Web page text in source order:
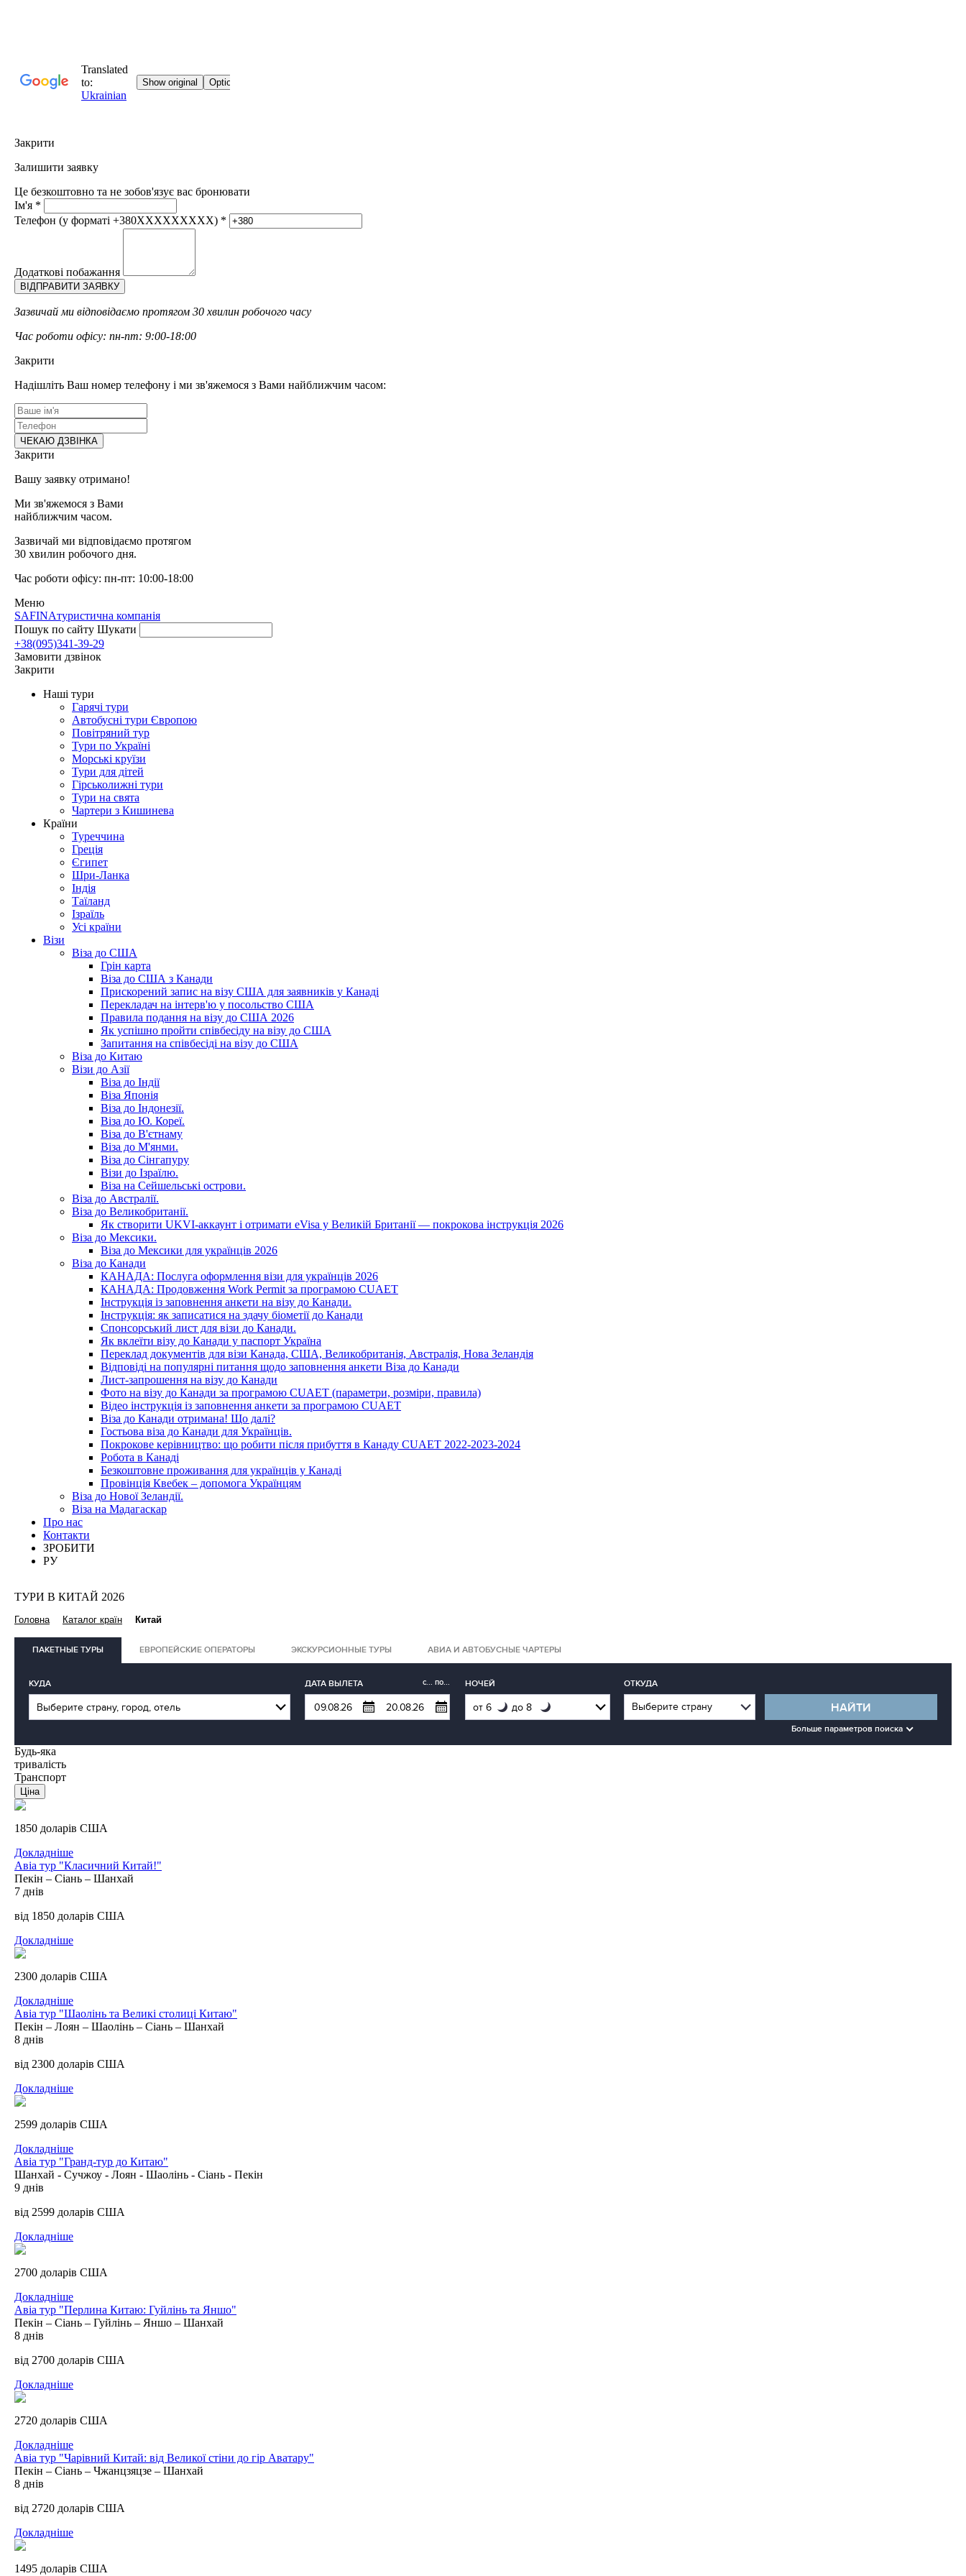
Закрити
Залишити заявку
Це безкоштовно та не зобов'язує вас бронювати
Ім'я *
Телефон (у форматі +380XXXXXXXXX) *
Додаткові побажання
Зазвичай ми відповідаємо протягом 30 хвилин робочого часу
Час роботи офісу: пн-пт: 9:00-18:00
Закрити
Надішліть Ваш номер телефону і ми зв'яжемося з Вами найближчим часом:
Закрити
Вашу заявку отримано!
Ми зв'яжемося з Вами
найближчим часом.
Зазвичай ми відповідаємо протягом
30 хвилин робочого дня.
Час роботи офісу: пн-пт: 10:00-18:00
Меню
SAFINAтуристична компанія
Пошук по сайту Шукати
+38(095)341-39-29
Замовити дзвінок
Закрити
Наші тури
Гарячі тури
Автобусні тури Європою
Повітряний тур
Тури по Україні
Морські круїзи
Тури для дітей
Гірськолижні тури
Тури на свята
Чартери з Кишинева
Країни
Туреччина
Греція
Єгипет
Шри-Ланка
Індія
Таїланд
Ізраїль
Усі країни
Візи
Віза до США
Грін карта
Віза до США з Канади
Прискорений запис на візу США для заявників у Канаді
Перекладач на інтерв'ю у посольство США
Правила подання на візу до США 2026
Як успішно пройти співбесіду на візу до США
Запитання на співбесіді на візу до США
Віза до Китаю
Візи до Азії
Віза до Індії
Віза Японія
Віза до Індонезії.
Віза до Ю. Кореї.
Віза до В'єтнаму
Віза до М'янми.
Віза до Сінгапуру
Візи до Ізраїлю.
Віза на Сейшельські острови.
Віза до Австралії.
Віза до Великобританії.
Як створити UKVI-аккаунт і отримати eVisa у Великій Британії — покрокова інструкція 2026
Віза до Мексики.
Віза до Мексики для українців 2026
Віза до Канади
КАНАДА: Послуга оформлення візи для українців 2026
КАНАДА: Продовження Work Permit за програмою CUAET
Інструкція із заповнення анкети на візу до Канади.
Інструкція: як записатися на здачу біометії до Канади
Спонсорський лист для візи до Канади.
Як вклеїти візу до Канади у паспорт Україна
Переклад документів для візи Канада, США, Великобританія, Австралія, Нова Зеландія
Відповіді на популярні питання щодо заповнення анкети Віза до Канади
Лист-запрошення на візу до Канади
Фото на візу до Канади за програмою CUAET (параметри, розміри, правила)
Відео інструкція із заповнення анкети за програмою CUAET
Віза до Канади отримана! Що далі?
Гостьова віза до Канади для Українців.
Покрокове керівництво: що робити після прибуття в Канаду CUAET 2022-2023-2024
Робота в Канаді
Безкоштовне проживання для українців у Канаді
Провінція Квебек – допомога Українцям
Віза до Нової Зеландії.
Віза на Мадагаскар
Про нас
Контакти
ЗРОБИТИ
РУ
ТУРИ В КИТАЙ 2026
Головна Каталог країн Китай
ПАКЕТНЫЕ ТУРЫ ЕВРОПЕЙСКИЕ ОПЕРАТОРЫ ЭКСКУРСИОННЫЕ ТУРЫ АВИА И АВТОБУСНЫЕ ЧАРТЕРЫ
КУДА ДАТА ВЫЛЕТА с... по... НОЧЕЙ ОТКУДА
НАЙТИ
Больше параметров поиска
Будь-яка
тривалість
Транспорт
1850 доларів США
Докладніше
Авіа тур "Класичний Китай!"
Пекін – Сіань – Шанхай
7 днів
від 1850 доларів США
Докладніше
2300 доларів США
Докладніше
Авіа тур "Шаолінь та Великі столиці Китаю"
Пекін – Лоян – Шаолінь – Сіань – Шанхай
8 днів
від 2300 доларів США
Докладніше
2599 доларів США
Докладніше
Авіа тур "Гранд-тур до Китаю"
Шанхай - Сучжоу - Лоян - Шаолінь - Сіань - Пекін
9 днів
від 2599 доларів США
Докладніше
2700 доларів США
Докладніше
Авіа тур "Перлина Китаю: Гуйлінь та Яншо"
Пекін – Сіань – Гуйлінь – Яншо – Шанхай
8 днів
від 2700 доларів США
Докладніше
2720 ​​доларів США
Докладніше
Авіа тур "Чарівний Китай: від Великої стіни до гір Аватару"
Пекін – Сіань – Чжанцзяцзе – Шанхай
8 днів
від 2720 доларів США
Докладніше
1495 доларів США